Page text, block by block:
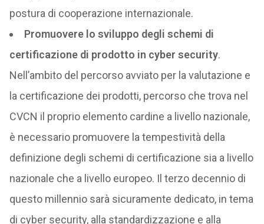
postura di cooperazione internazionale.
Promuovere lo sviluppo degli schemi di
certificazione di prodotto in cyber security.
Nell’ambito del percorso avviato per la valutazione e
la certificazione dei prodotti, percorso che trova nel
CVCN il proprio elemento cardine a livello nazionale,
è necessario promuovere la tempestività della
definizione degli schemi di certificazione sia a livello
nazionale che a livello europeo. Il terzo decennio di
questo millennio sarà sicuramente dedicato, in tema
di cyber security, alla standardizzazione e alla